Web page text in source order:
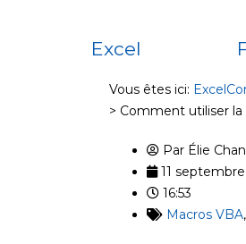
Excel
Vous êtes ici:
> Comment utiliser la
Par Élie
11 septembre
16:53
Macros VBA,